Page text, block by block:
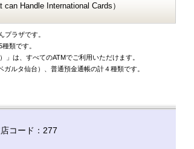
Handle International Cards）
プラザです。
類です。
は、すべてのATMでご利用いただけます。
ルタ仙台）、普通預金通帳の計４種類です。
コード：277